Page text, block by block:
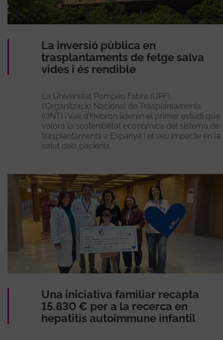
La inversió pública en
trasplantaments de fetge salva
vides i és rendible
La Universitat Pompeu Fabra (UPF),
l'Organització Nacional de Trasplantaments
(ONT) i Vall d'Hebron lideren el primer estudi que
valora la sostenibilitat econòmica del sistema de
trasplantaments a Espanya i el seu impacte en la
salut dels pacients.
Una iniciativa familiar recapta
15.830 € per a la recerca en
hepatitis autoimmune infantil